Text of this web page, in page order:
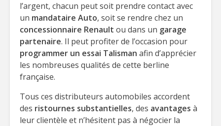
l’argent, chacun peut soit prendre contact avec
un mandataire Auto, soit se rendre chez un
concessionnaire Renault ou dans un garage
partenaire. Il peut profiter de l’occasion pour
programmer un essai Talisman afin d’apprécier
les nombreuses qualités de cette berline
française.
Tous ces distributeurs automobiles accordent
des ristournes substantielles, des avantages à
leur clientèle et n’hésitent pas à négocier la